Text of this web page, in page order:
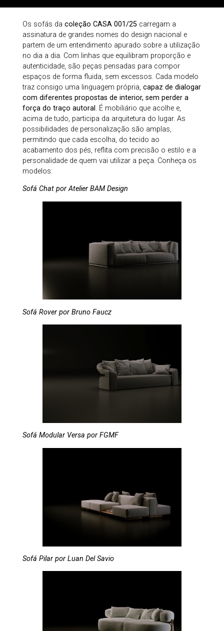
Os sofás da coleção CASA 001/25 carregam a
assinatura de grandes nomes do design nacional e
partem de um entendimento apurado sobre a utilização
no dia a dia. Com linhas que equilibram proporção e
autenticidade, são peças pensadas para compor
espaços de forma fluida, sem excessos. Cada modelo
traz consigo uma linguagem própria, capaz de dialogar
com diferentes propostas de interior, sem perder a
força do traço autoral . É mobiliário que acolhe e,
acima de tudo, participa da arquitetura do lugar. As
possibilidades de personalização são amplas,
permitindo que cada escolha, do tecido ao
acabamento dos pés, reflita com precisão o estilo e a
personalidade de quem vai utilizar a peça. Conheça os
modelos:
Sofá Chat por Atelier BAM Design
Sofá Rover por Bruno Faucz
Sofá Modular Versa por FGMF
Sofá Pilar por Luan Del Savio